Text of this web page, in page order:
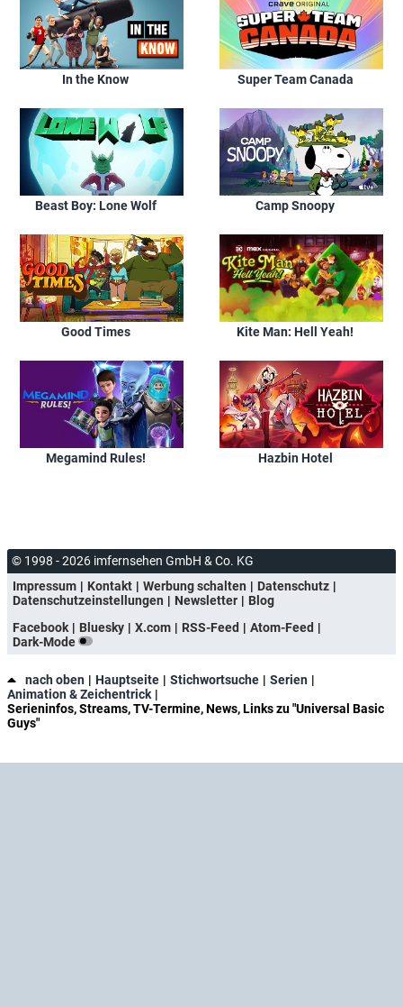
In the Know Super Team Canada
Beast Boy: Lone Wolf Camp Snoopy
Good Times Kite Man: Hell Yeah!
Megamind Rules! Hazbin Hotel
© 1998 - 2026 imfernsehen GmbH & Co. KG
Impressum
Kontakt Werbung schalten
Datenschutz
Datenschutzeinstellungen
Newsletter
Blog
Facebook
Bluesky X.com RSS-Feed
Atom-Feed
Dark-Mode
nach oben Hauptseite Stichwortsuche
Serien
Animation & Zeichentrick
Serieninfos, Streams, TV-Termine, News, Links zu "Universal Basic
Guys"